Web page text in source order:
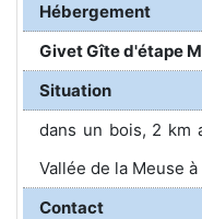
Hébergement
Givet Gîte d'étape
Situation
dans un bois, 2 km
Vallée de la Meuse à
Contact